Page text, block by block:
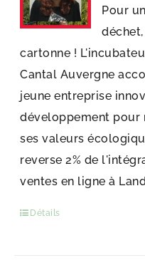
Pour
cartonne !
Cantal Auvergne
jeune entreprise
développement pour
ses valeurs
reverse 2% de
ventes en ligne à
Détails